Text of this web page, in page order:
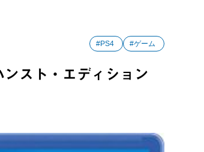
#PS4 #ゲーム
スト・エディション